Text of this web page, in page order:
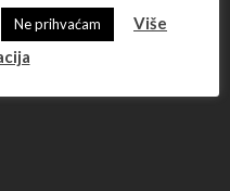
Ne prihvaćam
Više